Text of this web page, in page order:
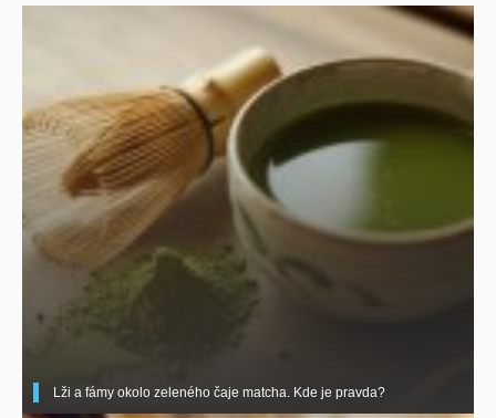
Lži a fámy okolo zeleného čaje matcha. Kde je pravda?